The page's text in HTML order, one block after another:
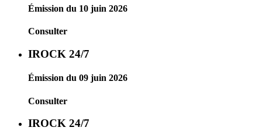
Émission du 10 juin 2026
Consulter
IROCK 24/7
Émission du 09 juin 2026
Consulter
IROCK 24/7